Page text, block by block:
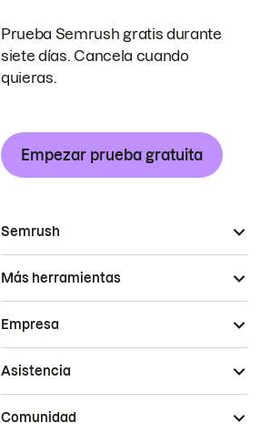
Prueba Semrush gratis durante
siete días. Cancela cuando
quieras.
Empezar prueba gratuita
Semrush
Más herramientas
Empresa
Asistencia
Comunidad